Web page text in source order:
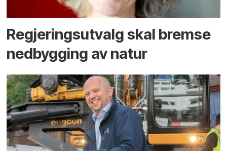
Regjerings­utvalg skal bremse
ned­bygging av natur